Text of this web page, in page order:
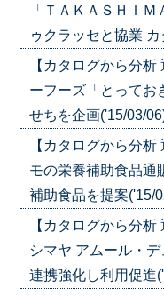
「ＴＡＫＡＳＨＩ
ゥクラッセと協業
【カタログから分
ーフーズ「とってお
せちを企画('15/03/
【カタログから分
モの栄養補助食品通
補助食品を提案('15/
【カタログから分
シマヤ アムール・
連携強化し利用促進